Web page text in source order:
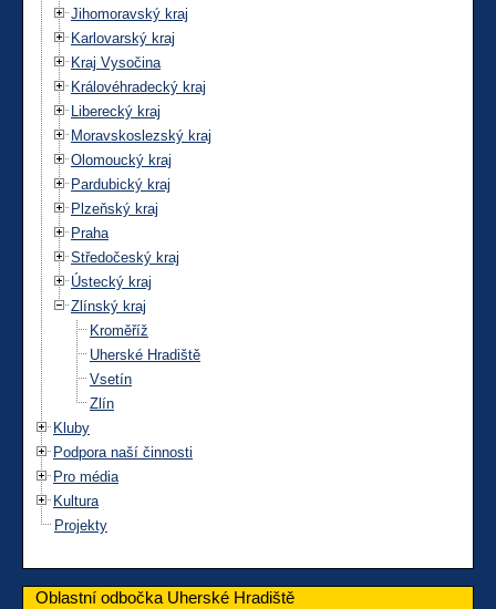
Jihomoravský kraj
Karlovarský kraj
Kraj Vysočina
Královéhradecký kraj
Liberecký kraj
Moravskoslezský kraj
Olomoucký kraj
Pardubický kraj
Plzeňský kraj
Praha
Středočeský kraj
Ústecký kraj
Zlínský kraj
Kroměříž
Uherské Hradiště
Vsetín
Zlín
Kluby
Podpora naší činnosti
Pro média
Kultura
Projekty
Oblastní odbočka Uherské Hradiště